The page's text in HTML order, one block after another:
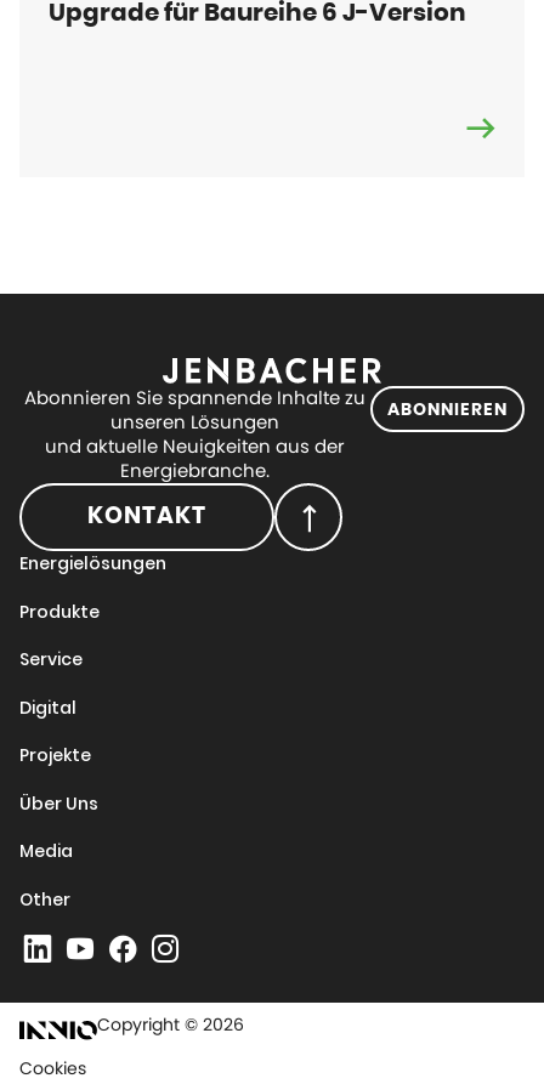
Upgrade für Baureihe 6 J-Version
Abonnieren Sie spannende Inhalte zu
unseren Lösungen
und aktuelle Neuigkeiten aus der
Energiebranche.
ABONNIEREN
KONTAKT
Energielösungen
Produkte
Service
Digital
Projekte
Über Uns
Media
Other
Copyright © 2026
Cookies